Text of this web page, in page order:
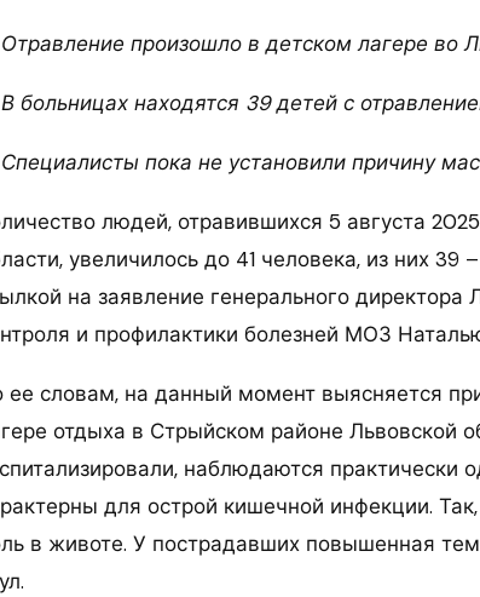
произошло в детском лагере во
больницах находятся 39 детей с
пока не установили причину
людей, отравившихся 5 августа
увеличилось до 41 человека, из них
на заявление генерального директора
и профилактики болезней МОЗ
ее словам, на данный момент выясняется
отдыха в Стрыйском районе Львовской
наблюдаются практически
для острой кишечной инфекции.
в животе. У пострадавших повышенная